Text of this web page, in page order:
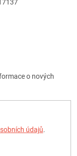
o nových
údajů.